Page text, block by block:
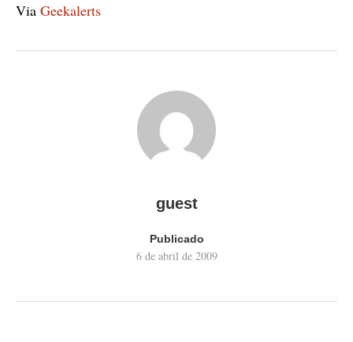
Via Geekalerts
guest
Publicado
6 de abril de 2009